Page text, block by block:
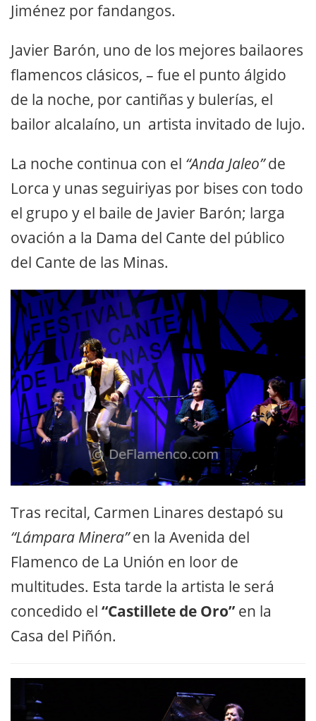
Jiménez por fandangos.
Javier Barón, uno de los mejores bailaores
flamencos clásicos, – fue el punto álgido
de la noche, por cantiñas y bulerías, el
bailor alcalaíno, un artista invitado de lujo.
La noche continua con el “Anda Jaleo”de
Lorca y unas seguiriyas por bises con todo
el grupo y el baile de Javier Barón; larga
ovación a la Dama del Cante del público
del Cante de las Minas.
Tras recital, Carmen Linares destapó su
“Lámpara Minera”en la Avenida del
Flamenco de La Unión en loor de
multitudes. Esta tarde la artista le será
concedido el “Castillete de Oro” en la
Casa del Piñón.